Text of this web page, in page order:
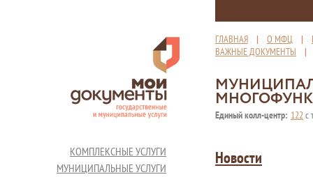
ГЛАВНАЯ | О МФЦ |
ВАЖНЫЕ ДОКУМЕНТЫ
Единый колл-центр: 122с
КОМПЛЕКСНЫЕ УСЛУГИ
МУНИЦИПАЛЬНЫЕ УСЛУГИ
Новости